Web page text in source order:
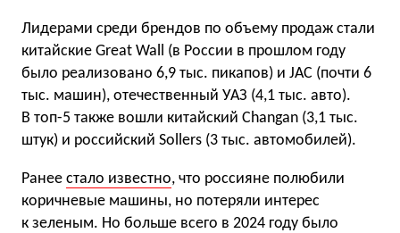
Лидерами среди брендов по объему продаж стали
китайские Great Wall (в России в прошлом году
было реализовано 6,9 тыс. пикапов) и JAC (почти 6
тыс. машин), отечественный УАЗ (4,1 тыс. авто).
В топ-5 также вошли китайский Changan (3,1 тыс.
штук) и российский Sollers (3 тыс. автомобилей).
Ранее стало известно, что россияне полюбили
коричневые машины, но потеряли интерес
к зеленым. Но больше всего в 2024 году было